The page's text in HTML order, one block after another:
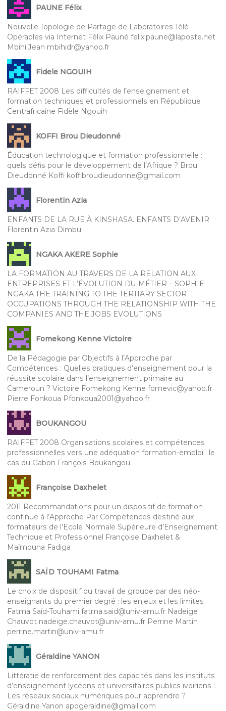
PAUNE Félix
Nouvelle Topologie de Partage de Laboratoires Télé-
Opérables via Internet Félix Pauné felix.paune@laposte.net
Mbihi Jean mbihidr@yahoo.fr
Fidele NGOUIH
RAIFFET 2008 Les difficultés de l’enseignement et
formation techniques et professionnels en République
Centrafricaine Fidèle Ngouih
KOFFI Brou Dieudonné
Éducation technologique et formation professionnelle :
quels défis pour le développement de l’Afrique ? Brou
Dieudonné Koffi koffibroudieudonne@gmail.com
Florentin Azia
ENFANTS DE LA RUE À KINSHASA. ENFANTS D’AVENIR
Florentin Azia Dimbu
NGAKA AKERE Sophie
LA FORMATION AU TRAVERS DE LA RELATION AUX
ENTREPRISES ET L’ÉVOLUTION DU MÉTIER – SOPHIE
NGAKA THE TRAINING TO THE TERTIARY SECTOR
OCCUPATIONS THROUGH THE RELATIONSHIP WITH THE
COMPANIES AND THE JOBS EVOLUTIONS
Fomekong Kenne Victoire
De la Pédagogie par Objectifs à l’Approche par
Compétences : Quelles pratiques d’enseignement pour la
réussite scolaire dans l’enseignement primaire au
Cameroun ? Victoire Fomekong Kenne fomevic@yahoo.fr
Pierre Fonkoua Pfonkoua2001@yahoo.fr
BOUKANGOU
RAIFFET 2008 Organisations scolaires et compétences
professionnelles vers une adéquation formation-emploi : le
cas du Gabon François Boukangou
Françoise Daxhelet
2011 Recommandations pour un dispositif de formation
continue à l’Approche Par Compétences destiné aux
formateurs de l’Ecole Normale Supérieure d’Enseignement
Technique et Professionnel Françoise Daxhelet &
Maïmouna Fadiga
SAÏD TOUHAMI Fatma
Le choix de dispositif du travail de groupe par des néo-
enseignants du premier degré : les enjeux et les limites
Fatma Saïd-Touhami fatma.said@univ-amu.fr Nadeige
Chauvot nadeige.chauvot@univ-amu.fr Perrine Martin
perrine.martin@univ-amu.fr
Géraldine YANON
Littératie de renforcement des capacités dans les instituts
d’enseignement lycéens et universitaires publics ivoiriens :
Les réseaux sociaux numériques pour apprendre ?
Géraldine Yanon apogeraldine@gmail.com